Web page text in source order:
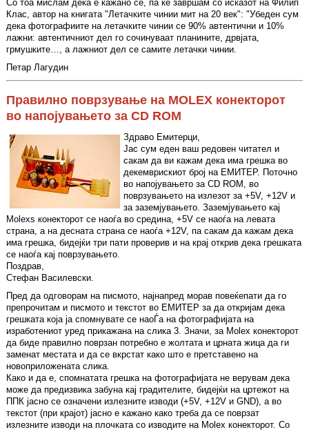
Со тоа мислам дека е кажано сè, па ќе завршам со исказот на Филип
Клас, автор на книгата "Летачките чинии мит на 20 век": "Убеден сум
дека фотографиите на летачките чинии се 90% автентични и 10%
лажни: автентичниот дел го сочинуваат планините, дрвјата,
грмушките…, а лажниот дел се самите летачки чинии.
Петар Лагудин
Правилно поврзување на MOLEX конекторот
во напојувањето за CD ROM
Здраво Емитерци,
Јас сум еден ваш редовен читател и
сакам да ви кажам дека има грешка во
декемврискиот број на ЕМИТЕР. Поточно
во напојувањето за CD ROM, во
поврзувањето на излезот за +5V, +12V и
за заземјувањето. Заземјувањето кај
Molexs конекторот се наоѓа во средина, +5V се наоѓа на левата
страна, а на десната страна се наоѓа +12V, па сакам да кажам дека
има грешка, бидејќи три пати проверив и на крај открив дека грешката
се наоѓа кај поврзувањето.
Поздрав,
Стефан Василевски.
Пред да одговорам на писмото, најнапред морав повеќепати да го
препрочитам и писмото и текстот во ЕМИТЕР за да откријам дека
грешката која ја спомнувате се наоЃа на фотографијата на
изработениот уред прикажана на слика 3. Значи, за Molex конекторот
да биде правилно поврзан потребно е жолтата и црната жица да ги
заменат местата и да се вкрстат како што е претставено на
новоприложената слика.
Како и да е, спомнатата грешка на фотографијата не верувам дека
може да предизвика забуна кај градителите, бидејќи на цртежот на
ППК јасно се означени излезните изводи (+5V, +12V и GND), а во
текстот (при крајот) јасно е кажано како треба да се поврзат
излезните изводи на плочката со изводите на Molex конекторот. Со